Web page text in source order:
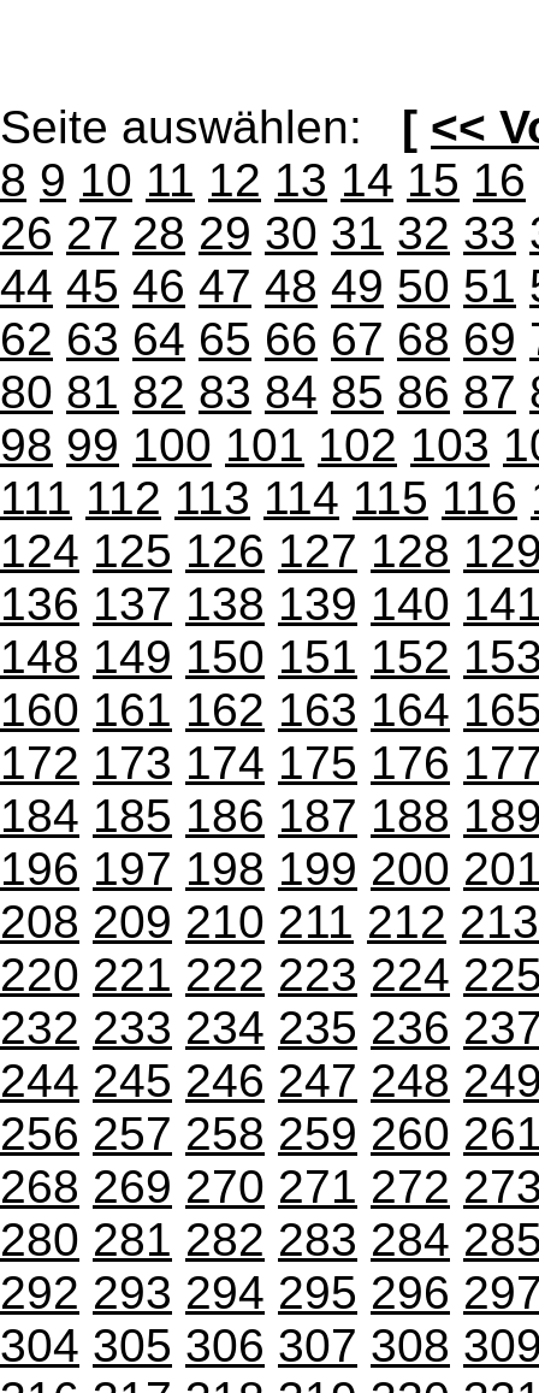
Seite auswählen: [ <<
8 9 10 11 12 13 14 15 16
26 27 28 29 30 31 32 33
44 45 46 47 48 49 50 51
62 63 64 65 66 67 68 69
80 81 82 83 84 85 86 87
98 99 100 101 102 103
111 112 113 114 115 116
124 125 126 127 128
136 137 138 139 140
148 149 150 151 152
160 161 162 163 164
172 173 174 175 176
184 185 186 187 188
196 197 198 199 200
208 209 210 211 212 213
220 221 222 223 224
232 233 234 235 236
244 245 246 247 248
256 257 258 259 260
268 269 270 271 272
280 281 282 283 284
292 293 294 295 296
304 305 306 307 308